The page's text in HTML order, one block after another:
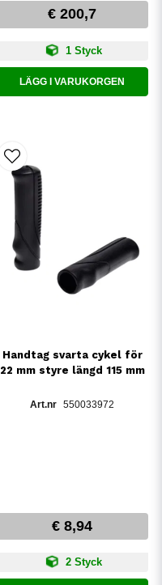
€ 200,7
1 Styck
LÄGG I VARUKORGEN
Handtag svarta cykel för
22 mm styre längd 115 mm
550033972
€ 8,94
2 Styck